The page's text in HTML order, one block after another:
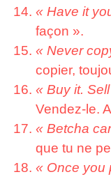
« Have it
façon ».
« Never
copier,
« Buy it.
Vendez-le.
« Betcha
que tu ne
« Once you